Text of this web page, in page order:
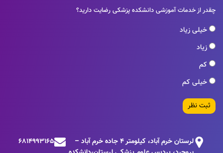
چقدر از خدمات آموزشی دانشکده پزشکی رضایت دارید؟
خیلی زیاد
زیاد
کم
خیلی کم
ثبت نظر
لرستان خرم آباد، كيلومتر 4 جاده خرم آباد –
6814993165